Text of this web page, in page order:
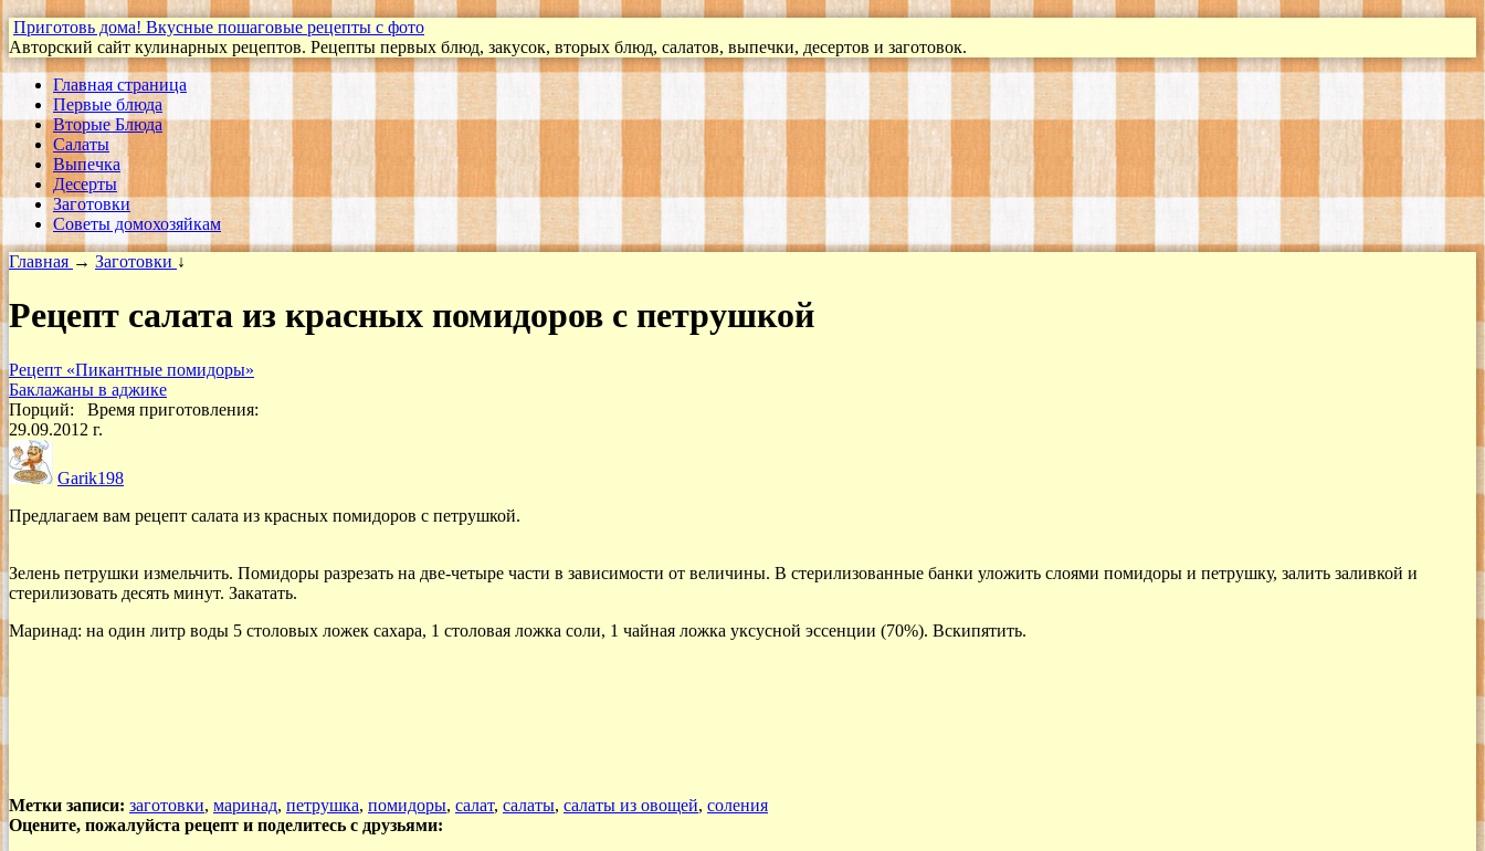
Приготовь дома! Вкусные пошаговые рецепты с фото
Авторский сайт кулинарных рецептов. Рецепты первых блюд, закусок, вторых блюд, салатов, выпечки, десертов и заготовок.
Главная страница
Первые блюда
Вторые Блюда
Салаты
Выпечка
Десерты
Заготовки
Cоветы домохозяйкам
Главная → Заготовки ↓
Рецепт салата из красных помидоров с петрушкой
Рецепт «Пикантные помидоры»
Баклажаны в аджике
Порций: Время приготовления:
29.09.2012 г.
Garik198
Предлагаем вам рецепт салата из красных помидоров с петрушкой.
Зелень петрушки измельчить. Помидоры разрезать на две-четыре части в зависимости от величины. В стерилизованные банки уложить слоями помидоры и петрушку, залить заливкой и
стерилизовать десять минут. Закатать.
Маринад: на один литр воды 5 столовых ложек сахара, 1 столовая ложка соли, 1 чайная ложка уксусной эссенции (70%). Вскипятить.
Метки записи: заготовки, маринад, петрушка, помидоры, салат, салаты, салаты из овощей, соления
Оцените, пожалуйста рецепт и поделитесь с друзьями: